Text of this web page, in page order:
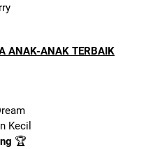
ANAK-ANAK TERBAIK
Kecil
🏆